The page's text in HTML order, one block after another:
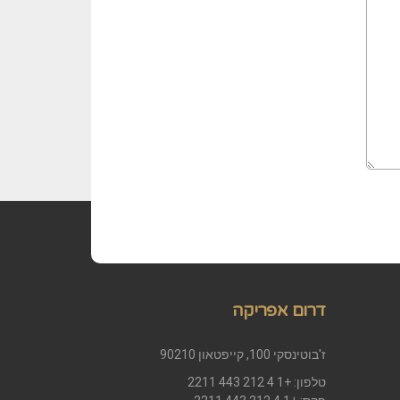
דרום אפריקה
ז'בוטינסקי 100, קייפטאון 90210
טלפון: +1 4 212 443 2211